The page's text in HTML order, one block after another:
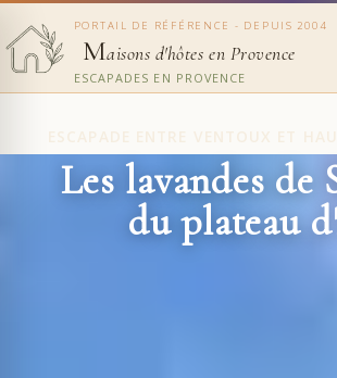
PORTAIL DE RÉFÉRENCE - DEPUIS 2004
Maisons d'hôtes en Provence
ESCAPADES EN PROVENCE
Les lavandes de
du plateau